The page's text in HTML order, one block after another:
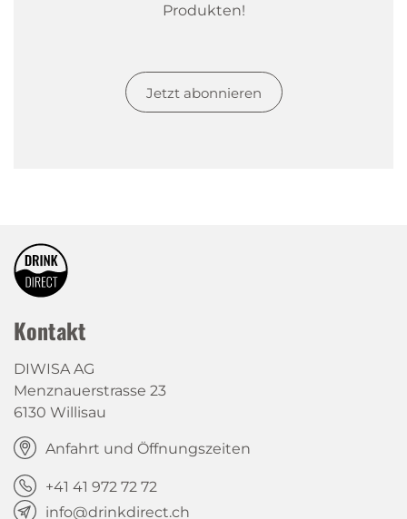
Produkten!
Jetzt abonnieren
Kontakt
DIWISA AG
Menznauerstrasse 23
6130 Willisau
Anfahrt und Öffnungszeiten
+41 41 972 72 72
info@drinkdirect.ch